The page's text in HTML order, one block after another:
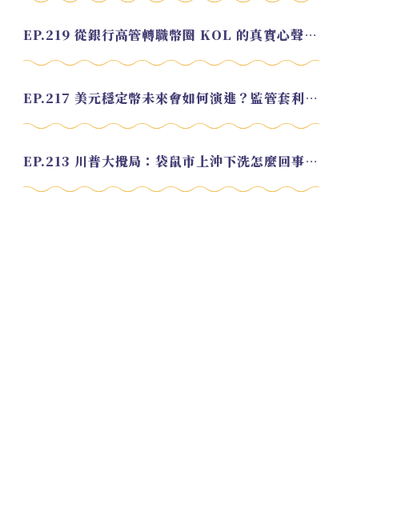
EP.219 從銀行高管轉職幣圈 KOL 的真實心聲 feat.龜大
EP.217 美元穩定幣未來會如何演進？監管套利終將收斂？feat. 研究員 余哲安
EP.213 川普大攪局：袋鼠市上沖下洗怎麼回事？feat. Alvin